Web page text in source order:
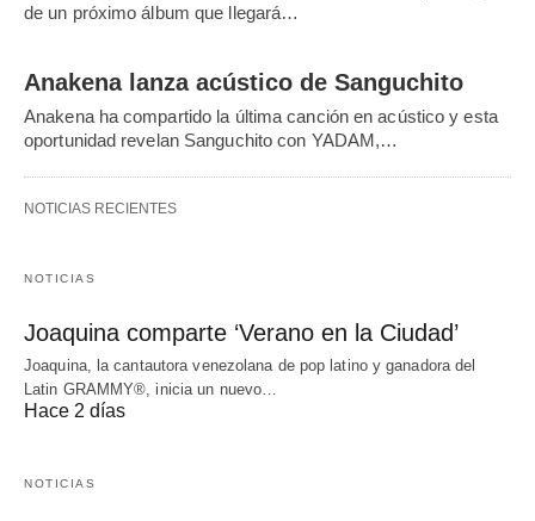
de un próximo álbum que llegará…
Anakena lanza acústico de Sanguchito
Anakena ha compartido la última canción en acústico y esta
oportunidad revelan Sanguchito con YADAM,…
NOTICIAS RECIENTES
NOTICIAS
Joaquina comparte ‘Verano en la Ciudad’
Joaquina, la cantautora venezolana de pop latino y ganadora del
Latin GRAMMY®, inicia un nuevo…
Hace 2 días
NOTICIAS